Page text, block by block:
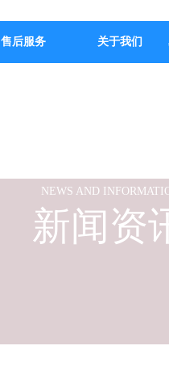
售后服务 关于我们
新闻资
NEWS AND